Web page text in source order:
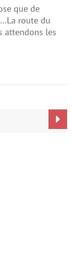
que de
route du
attendons les